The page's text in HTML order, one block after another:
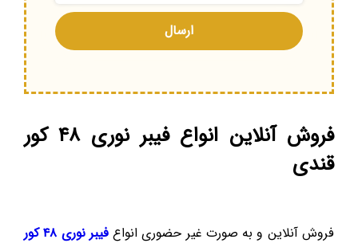
فروش آنلاین انواع فیبر نوری ۴۸ کور
قندی
فروش آنلاین و به صورت غیر حضوری انواعفیبر نوری ۴۸ کور